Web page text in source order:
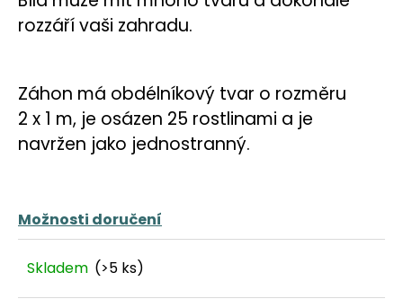
rozzáří vaši zahradu.
Záhon má obdélníkový tvar o rozměru
2 x 1 m, je osázen 25 rostlinami a je
navržen jako jednostranný.
Možnosti doručení
Skladem (>5 ks)
o
p
o
r
u
j
m